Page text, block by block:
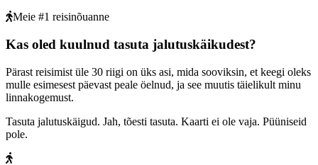
Meie #1 reisinõuanne
Kas oled kuulnud tasuta jalutuskäikudest?
Pärast reisimist üle 30 riigi on üks asi, mida sooviksin, et keegi oleks
mulle esimesest päevast peale öelnud, ja see muutis täielikult minu
linnakogemust.
Tasuta jalutuskäigud. Jah, tõesti tasuta. Kaarti ei ole vaja. Püüniseid
pole.